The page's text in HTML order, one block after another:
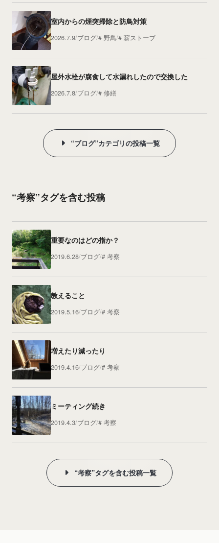
室内からの煙突掃除と防鳥対策
2026.7.9 ブログ 野鳥 薪ストーブ
屋外水栓が腐食して水漏れしたので交換した
2026.7.8 ブログ 修繕
“ブログ”カテゴリの投稿一覧
“考察”タグを含む投稿
重要なのはどの指か？
2019.6.28 ブログ 考察
教えること
2019.5.16 ブログ 考察
増えたり減ったり
2019.4.16 ブログ 考察
ミーティング続き
2019.4.3 ブログ 考察
“考察”タグを含む投稿一覧